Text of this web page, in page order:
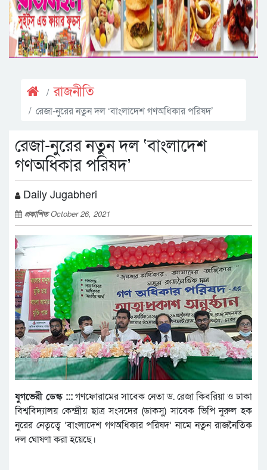
রাজনীতি
রেজা-নুরের নতুন দল ‘বাংলাদেশ গণঅধিকার পরিষদ’
রেজা-নুরের নতুন দল ‘বাংলাদেশ
গণঅধিকার পরিষদ’
Daily Jugabheri
প্রকাশিতOctober 26, 2021
যুগভেরী ডেস্ক :::গণফোরামের সাবেক নেতা ড. রেজা কিবরিয়া ও ঢাকা
বিশ্ববিদ্যালয় কেন্দ্রীয় ছাত্র সংসদের (ডাকসু) সাবেক ভিপি নুরুল হক
নুরের নেতৃত্বে ‘বাংলাদেশ গণঅধিকার পরিষদ’ নামে নতুন রাজনৈতিক
দল ঘোষণা করা হয়েছে।